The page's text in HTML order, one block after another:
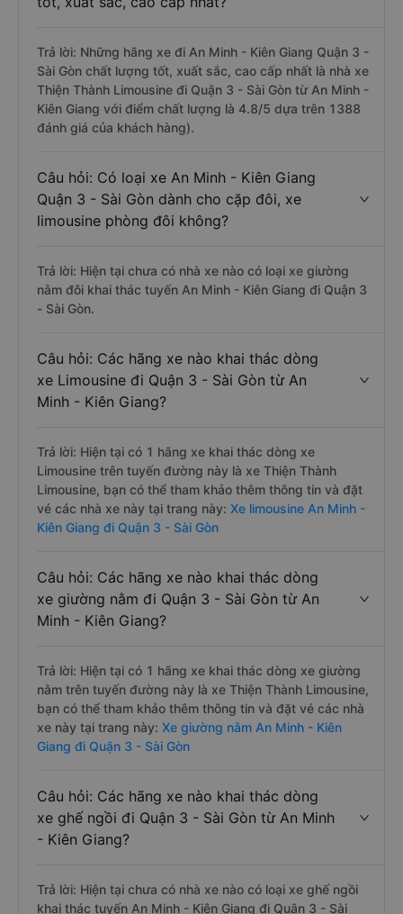
An Minh - Kiên Giang nào có chất lượng
tốt, xuất sắc, cao cấp nhất?
Trả lời: Những hãng xe đi An Minh - Kiên Giang Quận 3 -
Sài Gòn chất lượng tốt, xuất sắc, cao cấp nhất là nhà xe
Kiên Giang với điểm chất lượng là 4.8/5 dựa trên 1388
đánh giá của khách hàng).
Quận 3 - Sài Gòn dành cho cặp đôi, xe
limousine phòng đôi không?
nằm đôi khai thác tuyến An Minh - Kiên Giang đi Quận 3
- Sài Gòn.
xe Limousine đi Quận 3 - Sài Gòn từ An
Minh - Kiên Giang?
Trả lời: Hiện tại có 1 hãng xe khai thác dòng xe
Limousine trên tuyến đường này là xe Thiện Thành
vé các nhà xe này tại trang này:Xe limousine An Minh -
Kiên Giang đi Quận 3 - Sài Gòn
xe giường nằm đi Quận 3 - Sài Gòn từ An
Minh - Kiên Giang?
Trả lời: Hiện tại có 1 hãng xe khai thác dòng xe giường
nằm trên tuyến đường này là xe Thiện Thành Limousine,
xe này tại trang này:Xe giường nằm An Minh - Kiên
Giang đi Quận 3 - Sài Gòn
xe ghế ngồi đi Quận 3 - Sài Gòn từ An Minh
- Kiên Giang?